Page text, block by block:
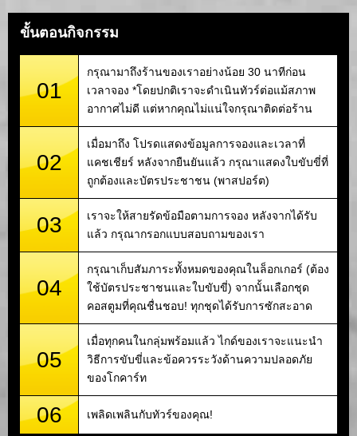
ขั้นตอนกิจกรรม
01
กรุณามาถึงร้านของเราอย่างน้อย 30 นาทีก่อน
เวลาจอง *โดยปกติเราจะดำเนินทัวร์ต่อแม้สภาพ
อากาศไม่ดี แต่หากคุณไม่แน่ใจกรุณาติดต่อร้าน
02
เมื่อมาถึง โปรดแสดงข้อมูลการจองและเวลาที่
แคชเชียร์ หลังจากยืนยันแล้ว กรุณาแสดงใบขับขี่ที่
ถูกต้องและบัตรประชาชน (พาสปอร์ต)
03
เราจะให้สายรัดข้อมือตามการจอง หลังจากได้รับ
แล้ว กรุณากรอกแบบสอบถามของเรา
04
กรุณาเก็บสัมภาระทั้งหมดของคุณในล็อกเกอร์ (ต้อง
ใช้บัตรประชาชนและใบขับขี่) จากนั้นเลือกชุด
คอสตูมที่คุณชื่นชอบ! ทุกชุดได้รับการซักสะอาด
05
เมื่อทุกคนในกลุ่มพร้อมแล้ว ไกด์ของเราจะแนะนำ
วิธีการขับขี่และข้อควรระวังด้านความปลอดภัย
ของโกคาร์ท
06 เพลิดเพลินกับทัวร์ของคุณ!